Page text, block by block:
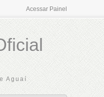
Acessar Painel
Aguaí